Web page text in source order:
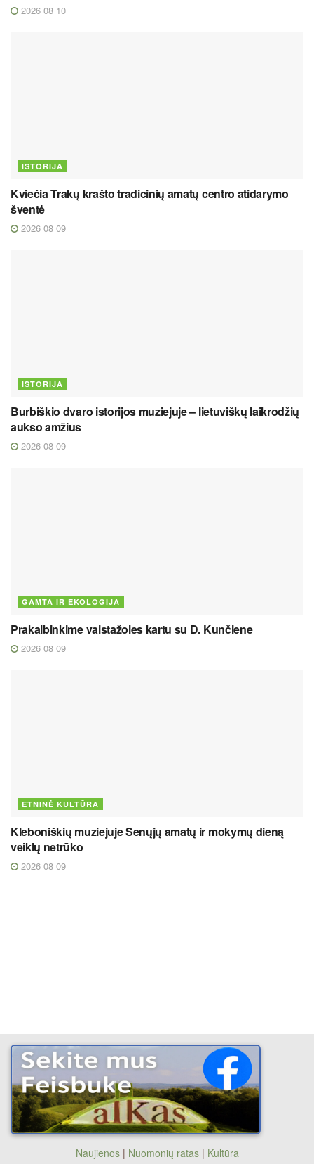
2026 08 10
ISTORIJA
Kviečia Trakų krašto tradicinių amatų centro atidarymo
šventė
2026 08 09
ISTORIJA
Burbiškio dvaro istorijos muziejuje – lietuviškų laikrodžių
aukso amžius
2026 08 09
GAMTA IR EKOLOGIJA
Prakalbinkime vaistažoles kartu su D. Kunčiene
2026 08 09
ETNINĖ KULTŪRA
Kleboniškių muziejuje Senųjų amatų ir mokymų dieną
veiklų netrūko
2026 08 09
Naujienos| Nuomonių ratas| Kultūra